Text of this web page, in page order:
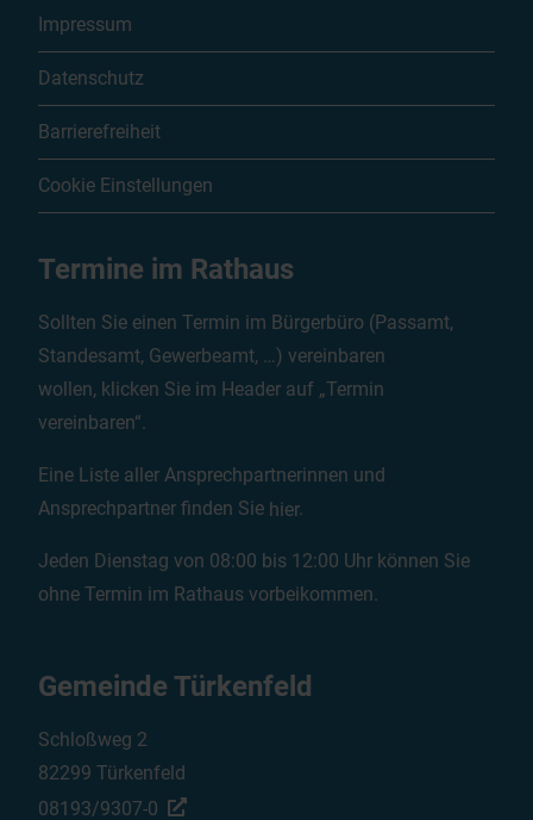
Impressum
Datenschutz
Barrierefreiheit
Cookie Einstellungen
Termine im Rathaus
Sollten Sie einen Termin im Bürgerbüro (Passamt,
Standesamt, Gewerbeamt, …) vereinbaren
wollen, klicken Sie im Header auf „Termin
vereinbaren“.
Eine Liste aller Ansprechpartnerinnen und
Ansprechpartner finden Sie hier.
Jeden Dienstag von 08:00 bis 12:00 Uhr können Sie
ohne Termin im Rathaus vorbeikommen.
Gemeinde Türkenfeld
Schloßweg 2
82299 Türkenfeld
08193/9307-0